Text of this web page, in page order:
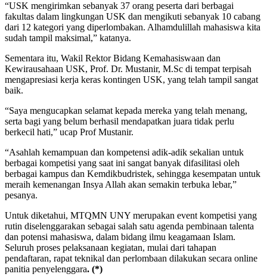
“USK mengirimkan sebanyak 37 orang peserta dari berbagai
fakultas dalam lingkungan USK dan mengikuti sebanyak 10 cabang
dari 12 kategori yang diperlombakan. Alhamdulillah mahasiswa kita
sudah tampil maksimal,” katanya.
Sementara itu, Wakil Rektor Bidang Kemahasiswaan dan
Kewirausahaan USK, Prof. Dr. Mustanir, M.Sc di tempat terpisah
mengapresiasi kerja keras kontingen USK, yang telah tampil sangat
baik.
“Saya mengucapkan selamat kepada mereka yang telah menang,
serta bagi yang belum berhasil mendapatkan juara tidak perlu
berkecil hati,” ucap Prof Mustanir.
“Asahlah kemampuan dan kompetensi adik-adik sekalian untuk
berbagai kompetisi yang saat ini sangat banyak difasilitasi oleh
berbagai kampus dan Kemdikbudristek, sehingga kesempatan untuk
meraih kemenangan Insya Allah akan semakin terbuka lebar,”
pesanya.
Untuk diketahui, MTQMN UNY merupakan event kompetisi yang
rutin diselenggarakan sebagai salah satu agenda pembinaan talenta
dan potensi mahasiswa, dalam bidang ilmu keagamaan Islam.
Seluruh proses pelaksanaan kegiatan, mulai dari tahapan
pendaftaran, rapat teknikal dan perlombaan dilakukan secara online
panitia penyelenggara. (*)